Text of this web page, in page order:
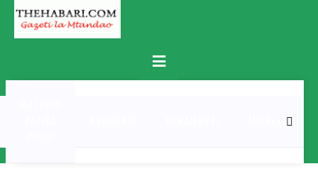
Skip
content
Primary
Menu
MICHEZO